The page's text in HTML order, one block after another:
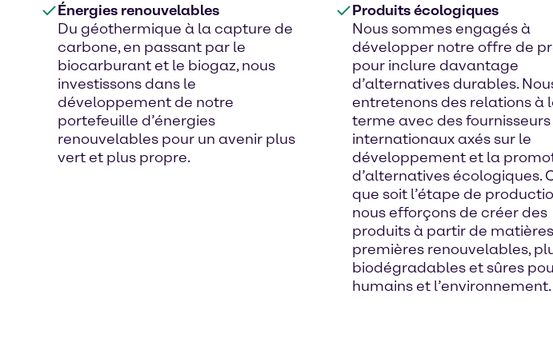
Énergies renouvelables
Du géothermique à la capture de
carbone, en passant par le
biocarburant et le biogaz, nous
investissons dans le
développement de notre
portefeuille d’énergies
renouvelables pour un avenir plus
vert et plus propre.
Produits écologiques
Nous sommes engagés à
développer notre offre de
pour inclure davantage
d’alternatives durables.
entretenons des relations à
terme avec des fournisseurs
internationaux axés sur le
développement et la
d’alternatives écologiques.
que soit l’étape de
nous efforçons de créer des
produits à partir de matières
premières renouvelables,
biodégradables et sûres
humains et l’environnement.